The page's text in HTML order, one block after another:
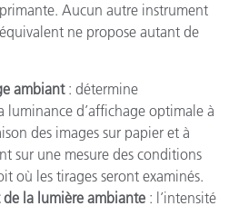
Aucun autre instrument
ne propose autant de
ambiant: détermine
d’affichage optimale à
des images sur papier et à
sur une mesure des conditions
où les tirages seront examinés.
la lumière ambiante : l’intensité